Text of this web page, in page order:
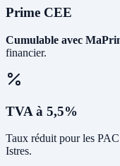
Prime CEE
Cumulable avec
financier.
TVA à 5,5%
Taux réduit pour les
Istres.